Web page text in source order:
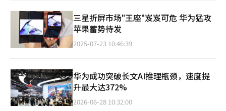
三星折屏市场"王座"岌岌可危 华为猛攻
苹果蓄势待发
2025-07-23 10:46:39
华为成功突破长文AI推理瓶颈，速度提
升最大达372%
2026-06-28 10:32:00